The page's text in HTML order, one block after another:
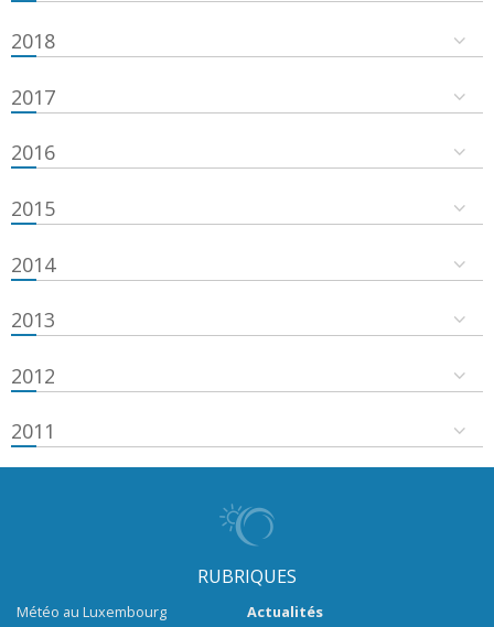
2018
2017
2016
2015
2014
2013
2012
2011
RUBRIQUES
Météo au Luxembourg
Actualités